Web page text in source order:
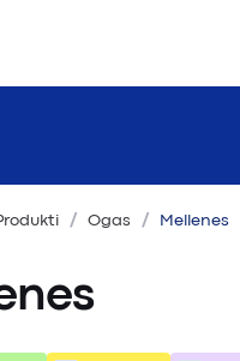
Ogas Mellenes